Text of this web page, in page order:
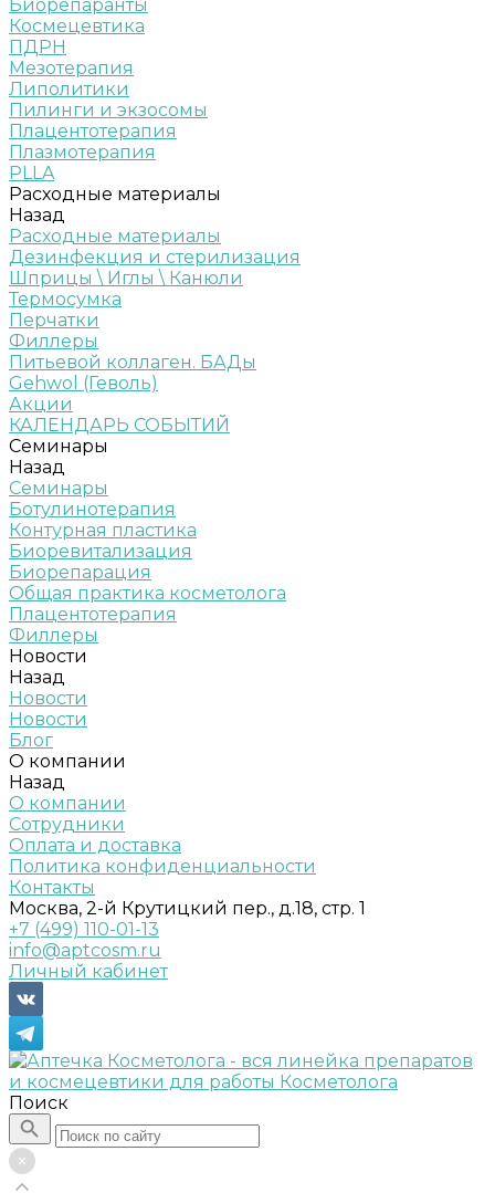
Биорепаранты
Космецевтика
ПДРН
Мезотерапия
Липолитики
Пилинги и экзосомы
Плацентотерапия
Плазмотерапия
PLLA
Расходные материалы
Назад
Расходные материалы
Дезинфекция и стерилизация
Шприцы \ Иглы \ Канюли
Термосумка
Перчатки
Филлеры
Питьевой коллаген. БАДы
Gehwol (Геволь)
Акции
КАЛЕНДАРЬ СОБЫТИЙ
Семинары
Назад
Семинары
Ботулинотерапия
Контурная пластика
Биоревитализация
Биорепарация
Общая практика косметолога
Плацентотерапия
Филлеры
Новости
Назад
Новости
Новости
Блог
О компании
Назад
О компании
Сотрудники
Оплата и доставка
Политика конфиденциальности
Контакты
Москва, 2-й Крутицкий пер., д.18, стр. 1
+7 (499) 110-01-13
info@aptcosm.ru
Личный кабинет
Поиск